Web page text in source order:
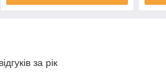
за рік